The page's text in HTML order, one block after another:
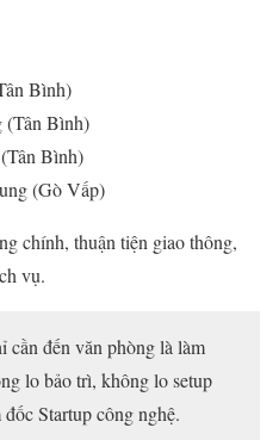
Bình)
(Tân Bình)
Bình)
(Gò Vấp)
chính, thuận tiện giao thông,
vụ.
cần đến văn phòng là làm
lo bảo trì, không lo setup
Startup công nghệ.